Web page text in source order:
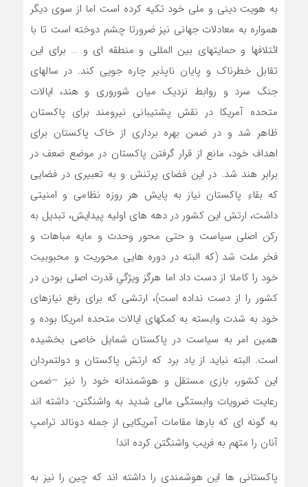
به هویت دینی و ملی خود تکیه کرده است اما از سوی دیگر
همواره به معادلات جهانی نیز ضرورتا چشم دوخته است تا با
ائتلافها و حمایتهای بین المللی و منطقه ای و … برای این
تقابل خطرناک و پایان ناپذیر چاره جویی کند. در سالهای
جنگ سرد و روابط نزدیک میان شوروری و هند، ایالات
متحده آمریکا در نقش پشتیبانی نیرومند برای پاکستان
ظاهر شد و در ضمن بهره برداری از خاک پاکستان برای
اهداف خود، مانع از قرار گرفتن پاکستان در موضع ضعف در
برابر هند شد. در این فضای پرتنش و به تعبیری در فضایی
که بقاءِ پاکستان نیاز به پایش هر روزه نظامی و امنیتی
داشت، ارتش این کشور در دهه های اولیه پیدایش، تبدیل به
رکن اصلی سیاست و حتی محور وحدت و مایه مباهات و
فخر ملت شد (که البته در دوره هایی محوریت و محبوبیت
خود را کاملا از دست داد اما هرگز ویژگیِ قدرت اصلی بودن در
کشور را از دست نداده است)، ارتشی که برای رفع نیازهای
خود به شدت وابسته به کمکهای ایالات متحده امریکا بوده و
همین امر به سیاست در پاکستان شمایل خاصی بخشیده
است. البته نباید از یاد برد که ارتش پاکستان و دولتمردان
این کشور، بازی مستقل و هوشمندانه خود را نیز –ضمن
رعایت ضرویات وابستگی مالی شدید به واشنگتن- داشته اند
به گونه ای که بارها مقامات آمریکایی از جمله دونالد ترامپ
آنان را متهم به فریب واشنگتن کرده اند!
پاکستانی ها این هوشمندی را داشته اند که چین را نیز به